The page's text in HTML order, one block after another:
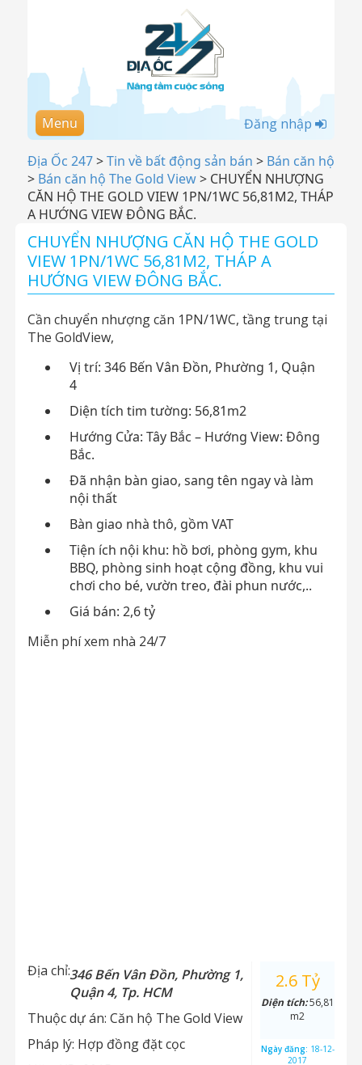
Menu Đăng nhập
Địa Ốc 247>Tin về bất động sản bán > Bán căn hộ
> Bán căn hộ The Gold View> CHUYỂN NHƯỢNG
CĂN HỘ THE GOLD VIEW 1PN/1WC 56,81M2, THÁP
A HƯỚNG VIEW ĐÔNG BẮC.
CHUYỂN NHƯỢNG CĂN HỘ THE GOLD
VIEW 1PN/1WC 56,81M2, THÁP A
HƯỚNG VIEW ĐÔNG BẮC.
Cần chuyển nhượng căn 1PN/1WC, tầng trung tại
The GoldView,
Vị trí: 346 Bến Vân Đồn, Phường 1, Quận
4
Diện tích tim tường: 56,81m2
Hướng Cửa: Tây Bắc – Hướng View: Đông
Bắc.
Đã nhận bàn giao, sang tên ngay và làm
nội thất
Bàn giao nhà thô, gồm VAT
Tiện ích nội khu: hồ bơi, phòng gym, khu
BBQ, phòng sinh hoạt cộng đồng, khu vui
chơi cho bé, vườn treo, đài phun nước,..
Giá bán: 2,6 tỷ
Miễn phí xem nhà 24/7
Địa chỉ:346 Bến Vân Đồn, Phường 1,
Quận 4, Tp. HCM
Thuộc dự án: Căn hộ The Gold View
Pháp lý: Hợp đồng đặt cọc
2.6 Tỷ
Diện tích:56,81
m2
Ngày đăng: 18-12-
2017